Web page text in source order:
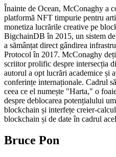
Înainte de Ocean, McConaghy a
platformă NFT timpurie pentru
monetiza lucrările creative pe
BigchainDB în 2015, un sistem
a sămânțat direct gândirea
Protocol în 2017. McConaghy
scriitor prolific despre intersecția
autorul a opt lucrări academice și
conferințe internaționale. Cadrul
ceea ce el numește "Harta," o
despre deblocarea potențialului
blockchain și interfețe creier-
blockchain și de date în cadrul
Bruce Pon